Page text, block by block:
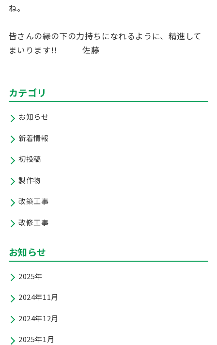
ね。
皆さんの縁の下の力持ちになれるように、精進して
まいります!! 佐藤
カテゴリ
お知らせ
新着情報
初投稿
製作物
改築工事
改修工事
お知らせ
2025年
2024年11月
2024年12月
2025年1月